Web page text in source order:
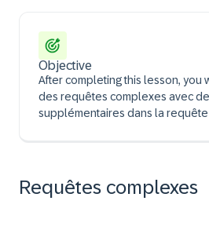
Objective
After completing this lesson, you
des requêtes complexes avec
supplémentaires dans la
Requêtes complexes